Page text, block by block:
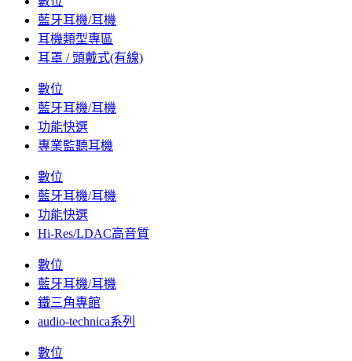
藍牙耳機/耳機
耳機類型專區
耳罩 / 頭戴式(有線)
數位
藍牙耳機/耳機
功能快選
專業監聽耳機
數位
藍牙耳機/耳機
功能快選
Hi-Res/LDAC高音質
數位
藍牙耳機/耳機
鐵三角專館
audio-technica系列
數位